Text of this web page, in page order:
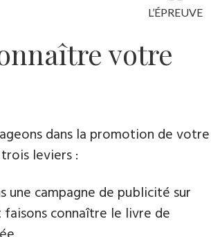
L’ÉPREUVE
votre
dans la promotion de votre
leviers :
une campagne de publicité sur
connaître le livre de